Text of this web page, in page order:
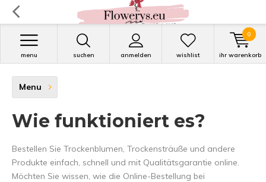
suchen anmelden
menu wishlist ihr warenkorb
0
Menu
Wie funktioniert es?
Bestellen Sie Trockenblumen, Trockensträuße und andere
Produkte einfach, schnell und mit Qualitätsgarantie online.
Möchten Sie wissen, wie die Online-Bestellung bei